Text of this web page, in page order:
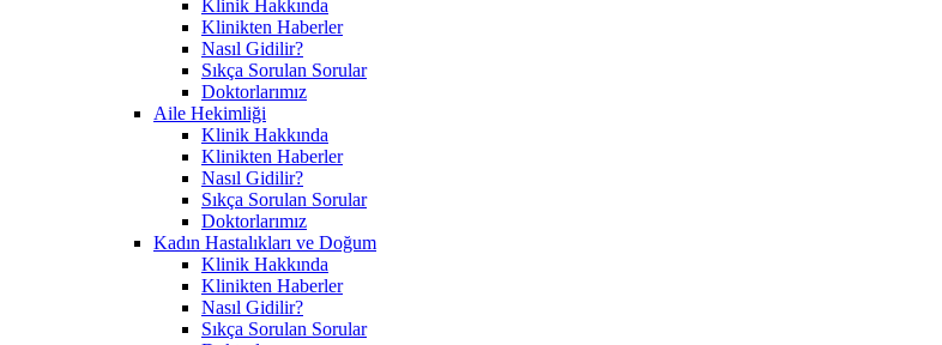
Klinik Hakkında
Klinikten Haberler
Nasıl Gidilir?
Sıkça Sorulan Sorular
Doktorlarımız
Aile Hekimliği
Klinik Hakkında
Klinikten Haberler
Nasıl Gidilir?
Sıkça Sorulan Sorular
Doktorlarımız
Kadın Hastalıkları ve Doğum
Klinik Hakkında
Klinikten Haberler
Nasıl Gidilir?
Sıkça Sorulan Sorular